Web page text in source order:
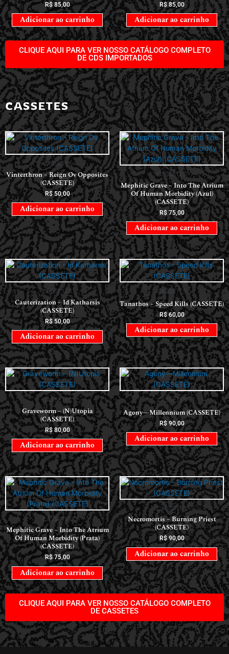
R$85,00
Adicionar ao carrinho
R$85,00
Adicionar ao carrinho
CLIQUE AQUI PARA VER NOSSO CATÁLOGO COMPLETO
DE CDS IMPORTADOS
CASSETES
CASSETES
Vinterthron – Reign Ov Opposites
(CASSETE)
R$50,00
Adicionar ao carrinho
CASSETES
Mephitic Grave – Into The Atrium
Of Human Morbidity (Azul)
(CASSETE)
R$75,00
Adicionar ao carrinho
CASSETES
Cauterization – Id Katharsis
(CASSETE)
R$50,00
Adicionar ao carrinho
CASSETES
Tanathos – Speed Kills (CASSETE)
R$60,00
Adicionar ao carrinho
CASSETES
Graveworm – (N)Utopia
(CASSETE)
R$80,00
Adicionar ao carrinho
CASSETES
Agony—Millennium (CASSETE)
R$90,00
Adicionar ao carrinho
CASSETES
Mephitic Grave – Into The Atrium
Of Human Morbidity (Prata)
(CASSETE)
R$75,00
Adicionar ao carrinho
CASSETES
Necromortis – Burning Priest
(CASSETE)
R$90,00
Adicionar ao carrinho
CLIQUE AQUI PARA VER NOSSO CATÁLOGO COMPLETO
DE CASSETES